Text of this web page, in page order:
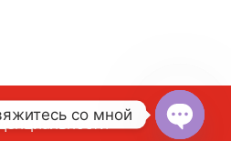
со мной